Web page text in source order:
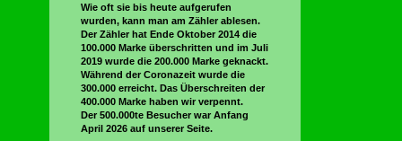
Wie oft sie bis heute aufgerufen
wurden, kann man am Zähler ablesen.
Der Zähler hat Ende Oktober 2014 die
100.000 Marke überschritten und im Juli
2019 wurde die 200.000 Marke geknackt.
Während der Coronazeit wurde die
300.000 erreicht. Das Überschreiten der
400.000 Marke haben wir verpennt.
Der 500.000te Besucher war Anfang
April 2026 auf unserer Seite.